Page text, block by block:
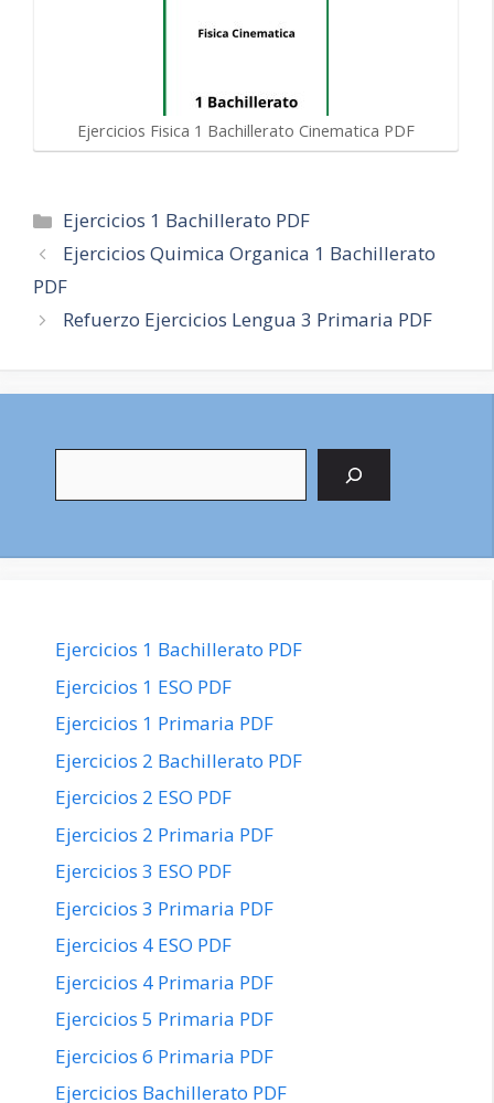
Ejercicios Fisica 1 Bachillerato Cinematica PDF
Categorías
Ejercicios 1 Bachillerato PDF
Navegación
de
Ejercicios Quimica Organica 1 Bachillerato
PDF
Refuerzo Ejercicios Lengua 3 Primaria PDF
Ejercicios 1 Bachillerato PDF
Ejercicios 1 ESO PDF
Ejercicios 1 Primaria PDF
Ejercicios 2 Bachillerato PDF
Ejercicios 2 ESO PDF
Ejercicios 2 Primaria PDF
Ejercicios 3 ESO PDF
Ejercicios 3 Primaria PDF
Ejercicios 4 ESO PDF
Ejercicios 4 Primaria PDF
Ejercicios 5 Primaria PDF
Ejercicios 6 Primaria PDF
Ejercicios Bachillerato PDF